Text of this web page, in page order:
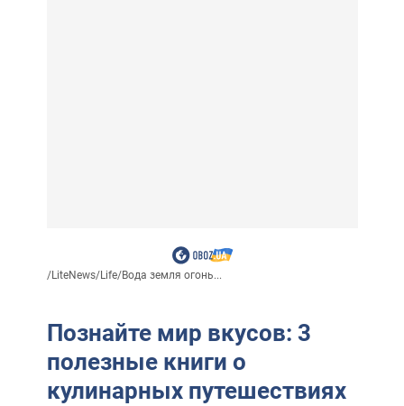
/LiteNews/Life/Вода земля огонь...
Познайте мир вкусов: 3
полезные книги о
кулинарных путешествиях